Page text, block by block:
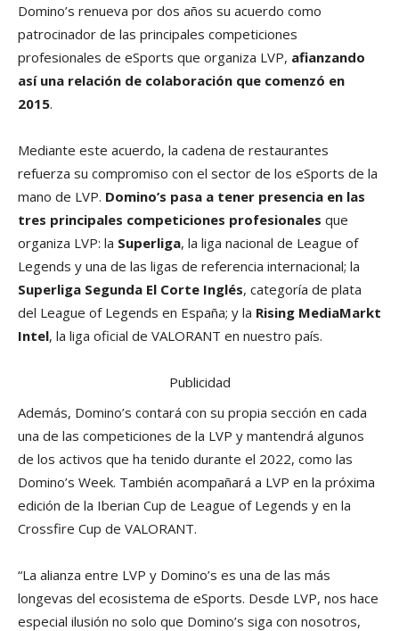
Domino’s renueva por dos años su acuerdo como
patrocinador de las principales competiciones
profesionales de eSports que organiza LVP, afianzando
así una relación de colaboración que comenzó en
2015.
Mediante este acuerdo, la cadena de restaurantes
refuerza su compromiso con el sector de los eSports de la
mano de LVP. Domino’s pasa a tener presencia en las
tres principales competiciones profesionales que
organiza LVP: la Superliga, la liga nacional de League of
Legends y una de las ligas de referencia internacional; la
Superliga Segunda El Corte Inglés, categoría de plata
del League of Legends en España; y la Rising MediaMarkt
Intel, la liga oficial de VALORANT en nuestro país.
Publicidad
Además, Domino’s contará con su propia sección en cada
una de las competiciones de la LVP y mantendrá algunos
de los activos que ha tenido durante el 2022, como las
Domino’s Week. También acompañará a LVP en la próxima
edición de la Iberian Cup de League of Legends y en la
Crossfire Cup de VALORANT.
“La alianza entre LVP y Domino’s es una de las más
longevas del ecosistema de eSports. Desde LVP, nos hace
especial ilusión no solo que Domino’s siga con nosotros,